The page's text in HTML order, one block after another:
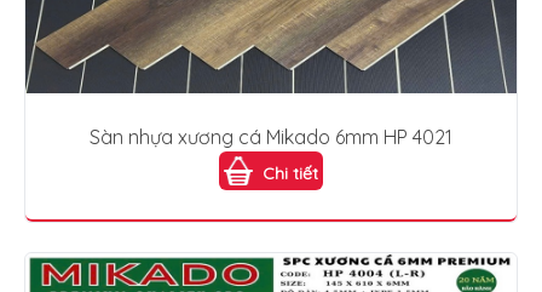
Sàn nhựa xương cá Mikado 6mm HP 4021
Chi tiết